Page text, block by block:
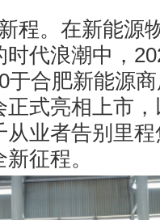
程。在新能源
代浪潮中，
于合肥新能源
式亮相上市
业者告别里
征程。